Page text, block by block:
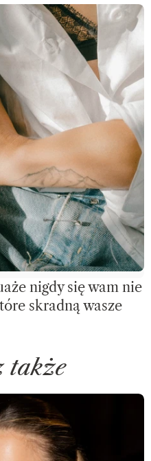
nigdy się wam nie
skradną wasze
także